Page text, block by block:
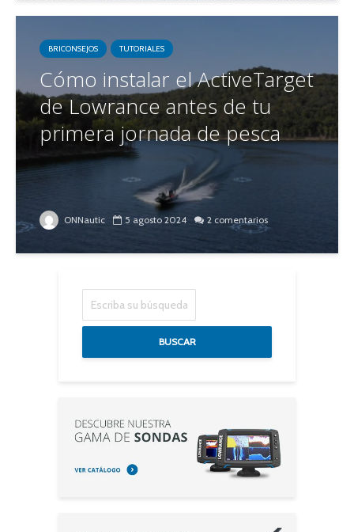
BRICONSEJOS TUTORIALES
Cómo instalar el ActiveTarget
de Lowrance antes de tu
primera jornada de pesca
ONNautic 5 agosto 2024 2 comentarios
BUSCAR